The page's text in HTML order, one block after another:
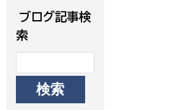
ブログ記事検
索